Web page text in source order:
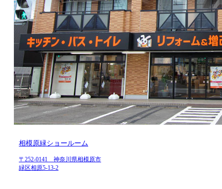
相模原緑ショールーム
〒252-0141 神奈川県相模原市
緑区相原5-13-2